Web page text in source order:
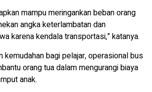
mampu meringankan beban orang
angka keterlambatan dan
karena kendala transportasi,” katanya.
kemudahan bagi pelajar, operasional bus
orang tua dalam mengurangi biaya
anak.